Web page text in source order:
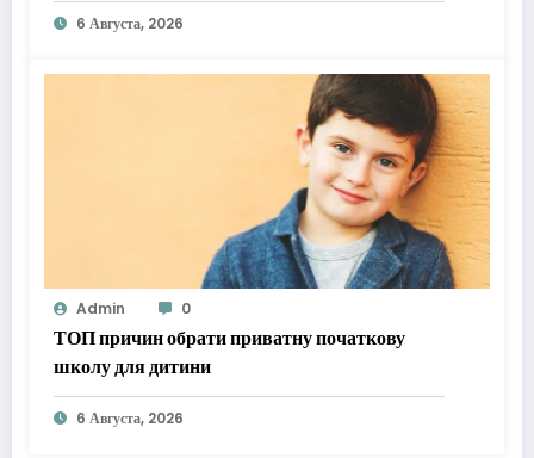
6 Августа, 2026
Admin 0
ТОП причин обрати приватну початкову
школу для дитини
6 Августа, 2026